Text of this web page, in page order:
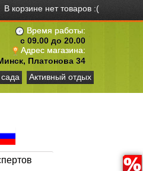
В корзине нет товаров :(
Время работы:
с 09.00 до 20.00
Адрес магазина:
Платонова 34
Активный отдых